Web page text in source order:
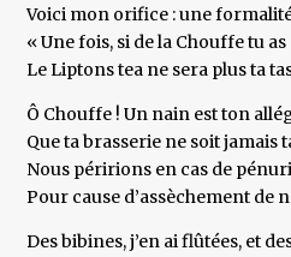
Voici mon orifice : une
« Une fois, si de la Chouffe tu
Le Liptons tea ne sera plus ta
Ô Chouffe ! Un nain est ton
Que ta brasserie ne soit jamais
Nous péririons en cas de
Pour cause d’assèchement de
Des bibines, j’en ai flûtées, et